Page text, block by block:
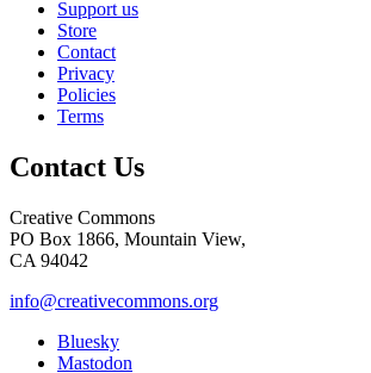
Support us
Store
Contact
Privacy
Policies
Terms
Contact Us
Creative Commons
PO Box 1866, Mountain View,
CA 94042
info@creativecommons.org
Bluesky
Mastodon